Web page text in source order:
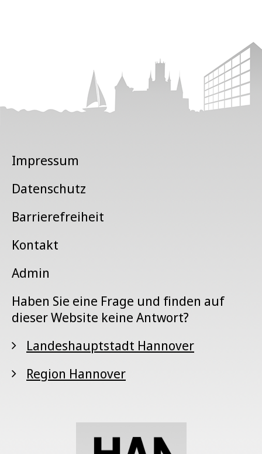
Impressum
Datenschutz
Barrierefreiheit
Kontakt
Admin
Haben Sie eine Frage und finden auf
dieser Website keine Antwort?
Landeshauptstadt Hannover
Region Hannover